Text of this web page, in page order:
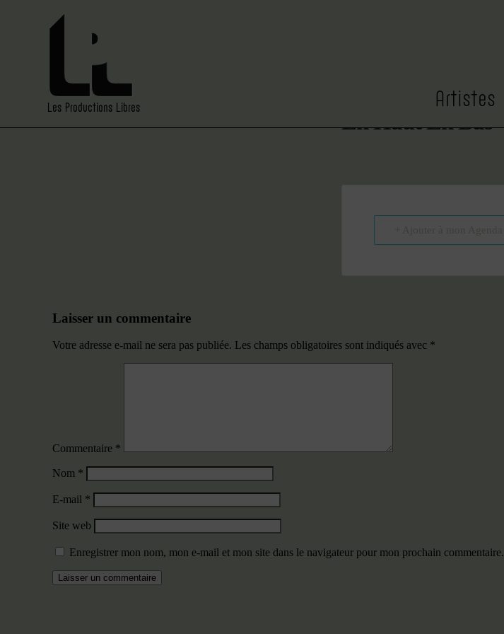
Les Productions Libres Artistes
En Haut En Bas
Laisser un commentaire
Votre adresse e-mail ne sera pas publiée. Les champs obligatoires sont indiqués avec *
Commentaire *
Nom *
E-mail *
Site web
Enregistrer mon nom, mon e-mail et mon site dans le navigateur pour mon prochain commentaire.